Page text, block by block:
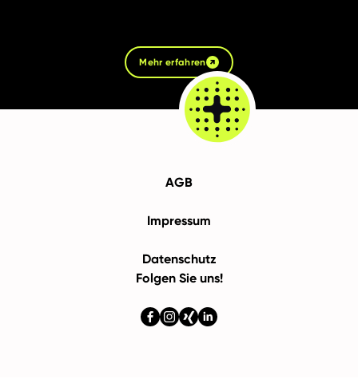
Mehr erfahren
AGB
Impressum
Datenschutz
Folgen Sie uns!